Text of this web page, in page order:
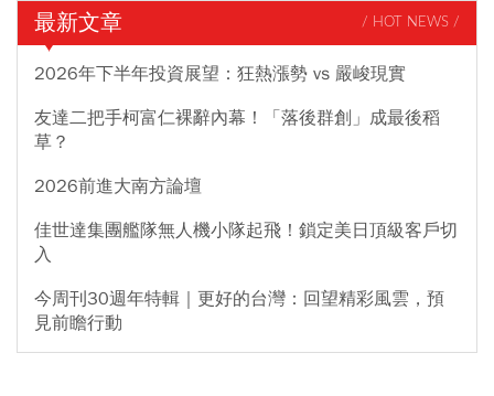
最新文章 / HOT NEWS /
2026年下半年投資展望：狂熱漲勢 vs 嚴峻現實
友達二把手柯富仁裸辭內幕！「落後群創」成最後稻
草？
2026前進大南方論壇
佳世達集團艦隊無人機小隊起飛！鎖定美日頂級客戶切
入
今周刊30週年特輯｜更好的台灣：回望精彩風雲，預
見前瞻行動